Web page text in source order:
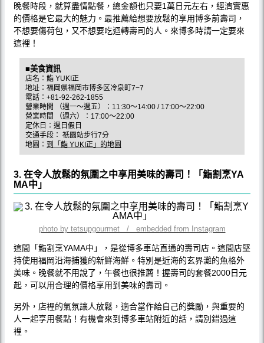
晚餐時段，就算盡情點餐，總金額也只要1萬日元左右，經濟實惠
的價格是它最大的魅力。最推薦給想要放鬆的享用博多前壽司，
不想要傷荷包，又不想要吃迴轉壽司的人。來博多時請一定要來
這裡！
■美食資訊
店名：鮨 YUKI正
地址：福岡県福岡市博多区冷泉町7−7
電話：+81-92-262-1855
營業時間 （週一～週五）：11:30～14:00 / 17:00～22:00
營業時間 （週六）：17:00～22:00
定休日：週日假日
交通手段： 祇園站步行7分
地圖： 到「鮨 YUKI正」的地圖
3. 在令人放鬆的氛圍之中享用美味的壽司！「鮨割烹YA
MA中」
photo by tetsupgourmet / embedded from Instagram
這間「鮨割烹YAMA中」，是從博多車站直通的壽司店。這間店堅
持使用福岡沿海捕獲的新鮮海鮮。特別是近海的玄界灘的魚格外
美味。晚餐就不用說了，午餐也很推薦！握壽司的套餐2000日元
起，可以用合理的價格享用到美味的壽司。
另外，店裡的氣氛讓人放鬆，適合當作給自己的獎勵，與重要的
人一起享用餐點！有機會來到博多車站附近的話，請別錯過這
裡。